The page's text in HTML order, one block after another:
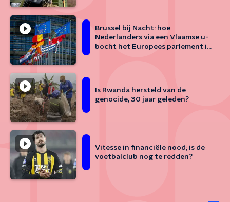
Brussel bij Nacht: hoe
Nederlanders via een Vlaamse u-
bocht het Europees parlement in
Is Rwanda hersteld van de
genocide, 30 jaar geleden?
Vitesse in financiële nood; is de
voetbalclub nog te redden?